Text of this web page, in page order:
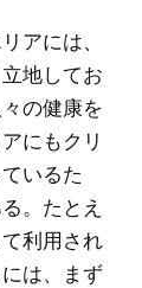
アには、
地してお
の健康を
にもクリ
いるた
。たとえ
利用され
は、まず